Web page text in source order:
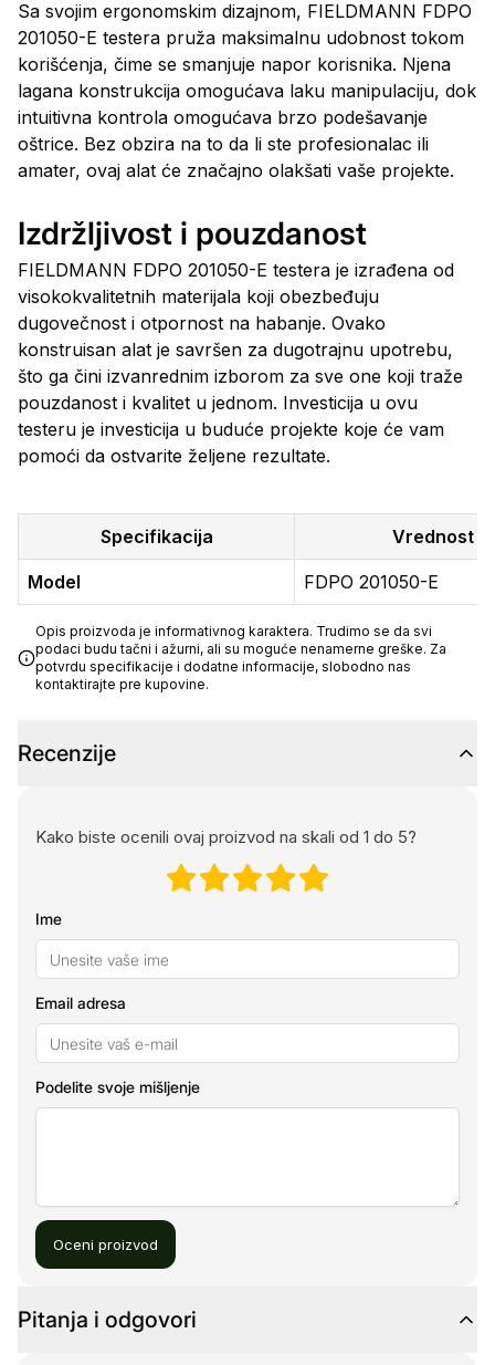
Sa svojim ergonomskim dizajnom, FIELDMANN FDPO
201050-E testera pruža maksimalnu udobnost tokom
korišćenja, čime se smanjuje napor korisnika. Njena
lagana konstrukcija omogućava laku manipulaciju, dok
intuitivna kontrola omogućava brzo podešavanje
oštrice. Bez obzira na to da li ste profesionalac ili
amater, ovaj alat će značajno olakšati vaše projekte.
Izdržljivost i pouzdanost
FIELDMANN FDPO 201050-E testera je izrađena od
visokokvalitetnih materijala koji obezbeđuju
dugovečnost i otpornost na habanje. Ovako
konstruisan alat je savršen za dugotrajnu upotrebu,
što ga čini izvanrednim izborom za sve one koji traže
pouzdanost i kvalitet u jednom. Investicija u ovu
testeru je investicija u buduće projekte koje će vam
pomoći da ostvarite željene rezultate.
Specifikacija Vrednost
Model FDPO 201050-E
Opis proizvoda je informativnog karaktera. Trudimo se da svi
podaci budu tačni i ažurni, ali su moguće nenamerne greške. Za
potvrdu specifikacije i dodatne informacije, slobodno nas
kontaktirajte pre kupovine.
Recenzije
Kako biste ocenili ovaj proizvod na skali od 1 do 5?
Ime
Email adresa
Podelite svoje mišljenje
Oceni proizvod
Pitanja i odgovori